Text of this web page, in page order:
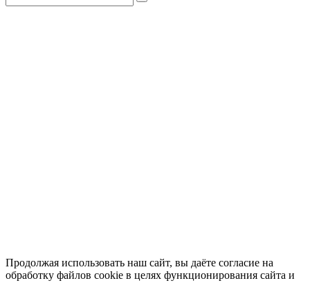
Продолжая использовать наш сайт, вы даёте согласие на
обработку файлов cookie в целях функционирования сайта и